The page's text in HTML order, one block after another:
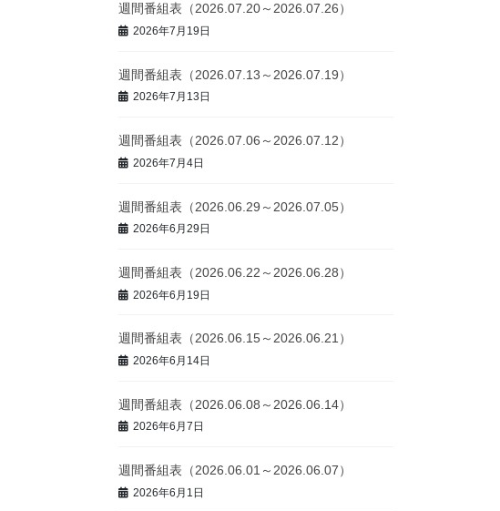
週間番組表（2026.07.20～2026.07.26）
2026年7月19日
週間番組表（2026.07.13～2026.07.19）
2026年7月13日
週間番組表（2026.07.06～2026.07.12）
2026年7月4日
週間番組表（2026.06.29～2026.07.05）
2026年6月29日
週間番組表（2026.06.22～2026.06.28）
2026年6月19日
週間番組表（2026.06.15～2026.06.21）
2026年6月14日
週間番組表（2026.06.08～2026.06.14）
2026年6月7日
週間番組表（2026.06.01～2026.06.07）
2026年6月1日